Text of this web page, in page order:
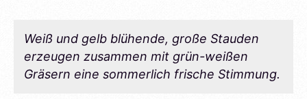
Weiß und gelb blühende, große Stauden
erzeugen zusammen mit grün-weißen
Gräsern eine sommerlich frische Stimmung.